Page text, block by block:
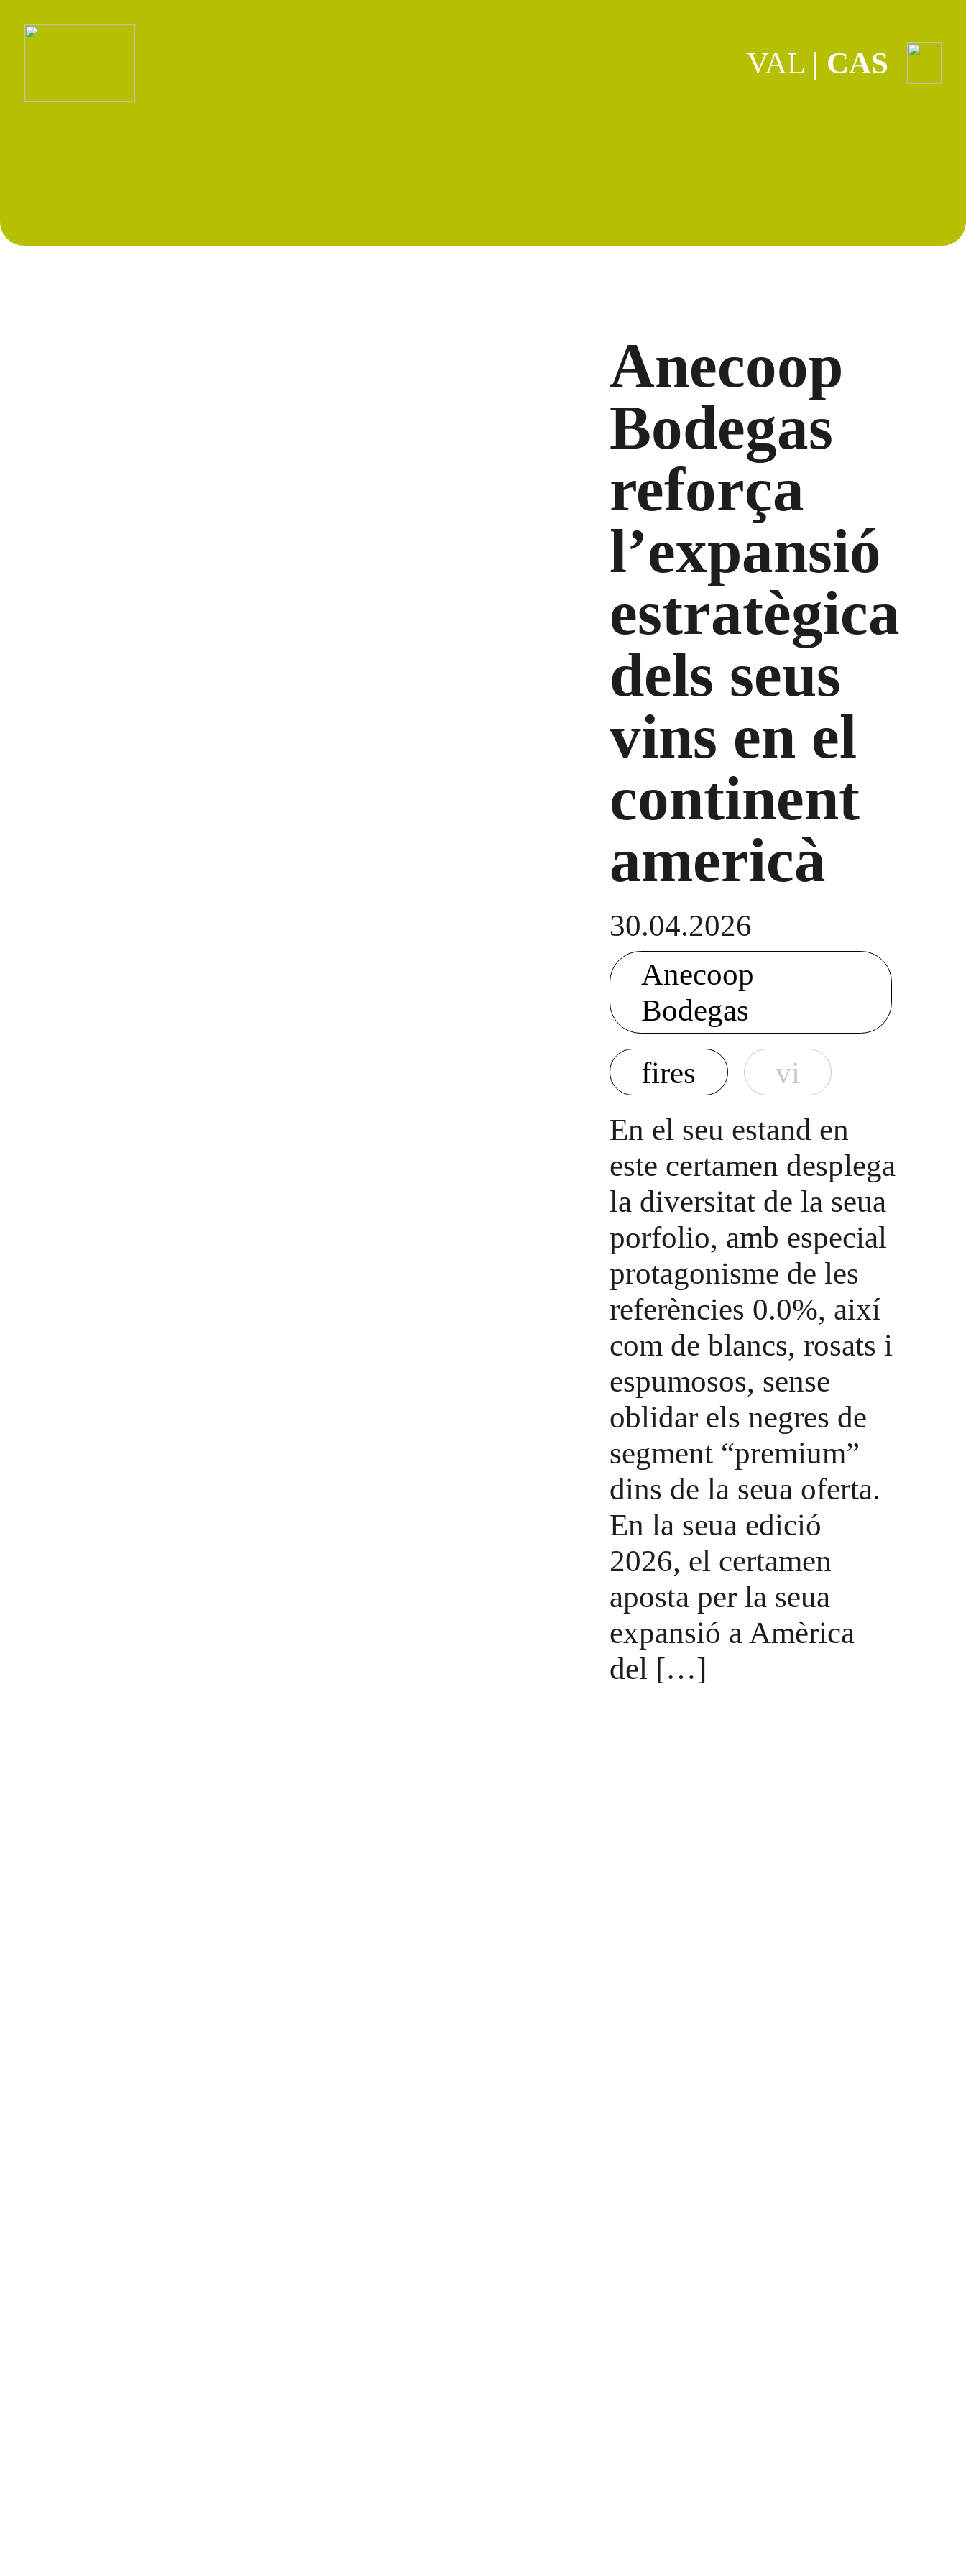
VAL | CAS
Anecoop
Bodegas
reforça
l’expansió
estratègica
dels seus
vins en el
continent
americà
30.04.2026
Anecoop
Bodegas
fires
vi
En el seu estand en
este certamen desplega
la diversitat de la seua
porfolio, amb especial
protagonisme de les
referències 0.0%, així
com de blancs, rosats i
espumosos, sense
oblidar els negres de
segment “premium”
dins de la seua oferta.
En la seua edició
2026, el certamen
aposta per la seua
expansió a Amèrica
del […]